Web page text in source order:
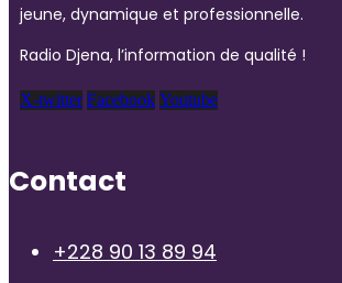
jeune, dynamique et professionnelle.
Radio Djena, l’information de qualité !
X-twitter Facebook Youtube
Contact
+228 90 13 89 94